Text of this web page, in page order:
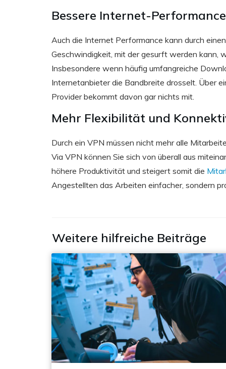
Bessere Internet-Performance
Auch die Internet Performance kann durch
Geschwindigkeit, mit der gesurft werden kann,
Insbesondere wenn häufig umfangreiche
Internetanbieter die Bandbreite drosselt. Über
Provider bekommt davon gar nichts mit.
Mehr Flexibilität und
Durch ein VPN müssen nicht mehr alle
Via VPN können Sie sich von überall aus
höhere Produktivität und steigert somit die
Angestellten das Arbeiten einfacher, sondern
Weitere hilfreiche Beiträge